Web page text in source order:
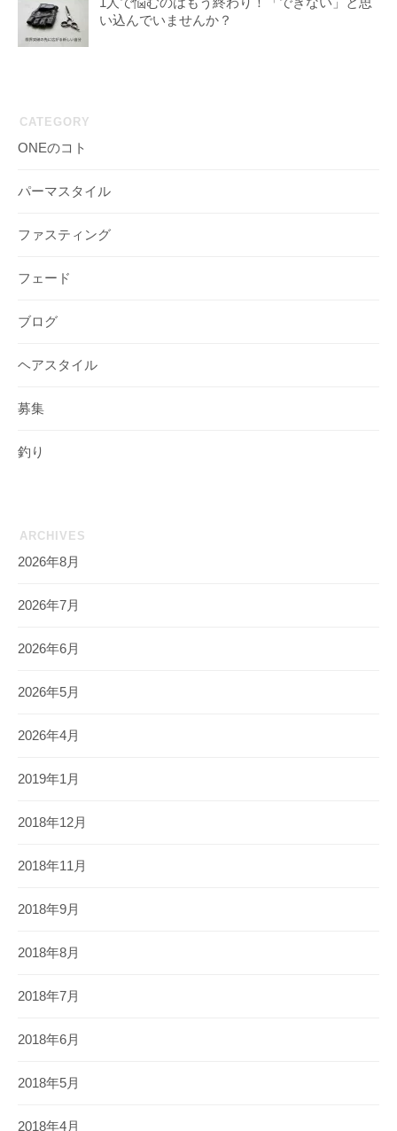
い込んでいませんか？
CATEGORY
ONEのコト
パーマスタイル
ファスティング
フェード
ブログ
ヘアスタイル
募集
釣り
ARCHIVES
2026年8月
2026年7月
2026年6月
2026年5月
2026年4月
2019年1月
2018年12月
2018年11月
2018年9月
2018年8月
2018年7月
2018年6月
2018年5月
2018年4月